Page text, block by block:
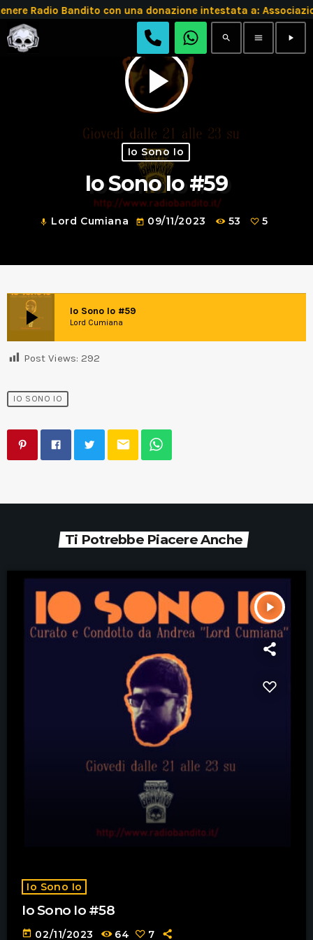
Radio Bandito con una donazione intestata a:
search menu play_arrow
play_arrow
Io Sono Io
Io Sono Io #59
mic Lord Cumiana today 09/11/2023 53 5
play_arrow Io Sono Io #59
Lord Cumiana
Post Views: 292
IO SONO IO
email
Ti Potrebbe Piacere Anche
play_arrow
Io Sono Io
Io Sono Io #58
today 02/11/2023 64 7